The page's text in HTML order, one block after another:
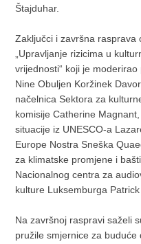
Štajduhar.
Zaključci i završna
„Upravljanje rizicima u
vrijednosti“ koji je
Nine Obuljen Koržinek
načelnica Sektora za
komisije Catherine
situacije iz UNESCO-a
Europe Nostra Sneška
za klimatske promjene i
Nacionalnog centra za
kulture Luksemburga
Na završnoj raspravi saželi
pružile smjernice za